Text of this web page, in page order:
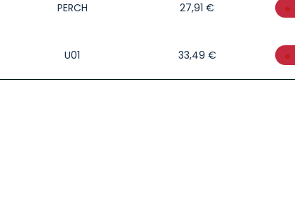
PERCH 27,91 €
U01 33,49 €